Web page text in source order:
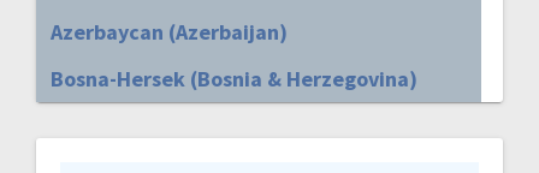
Azerbaycan (Azerbaijan)
Bosna-Hersek (Bosnia & Herzegovina)